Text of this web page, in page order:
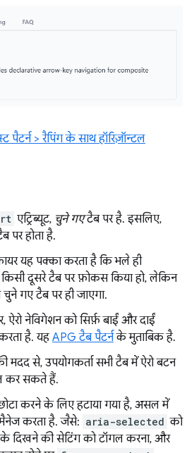
पैटर्न > रैपिंग के साथ हॉरिज़ॉन्टल
एट्रिब्यूट, चुने गएटैब पर है. इसलिए,
पर होता है.
यह पक्का करता है कि भले ही
दूसरे टैब पर फ़ोकस किया हो, लेकिन
गए टैब पर ही जाएगा.
ऐरो नेविगेशन को सिर्फ़ बाईं और दाईं
है. यह APG टैब पैटर्नके मुताबिक है.
मदद से, उपयोगकर्ता सभी टैब में ऐरो बटन
कर सकते हैं.
करने के लिए हटाया गया है, असल में
करता है. जैसे: aria-selected को
दिखने की सेटिंग को टॉगल करना, और